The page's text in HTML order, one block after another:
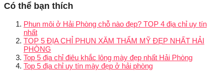
Có thể bạn thích
Phun môi ở Hải Phòng chỗ nào đẹp? TOP 4 địa chỉ uy tín
nhất
TOP 5 ĐỊA CHỈ PHUN XĂM THẨM MỸ ĐẸP NHẤT HẢI
PHÒNG
Top 5 địa chỉ điêu khắc lông mày đẹp nhất Hải Phòng
Top 5 địa chỉ uy tín mày đẹp ở hải phòng